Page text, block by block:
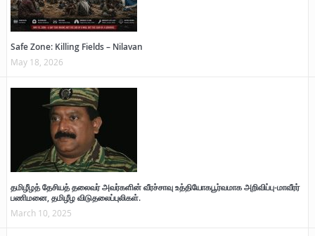
Safe Zone: Killing Fields – Nilavan
May 18, 2026
தமிழீழத் தேசியத் தலைவர் அவர்களின் வீரச்சாவு உத்தியோகபூர்வமாக அறிவிப்பு-மாவீரர்
பணிமனை, தமிழீழ விடுதலைப்புலிகள்.
March 10, 2025